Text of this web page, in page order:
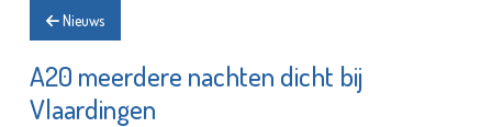
Nieuws
A20 meerdere nachten dicht bij
Vlaardingen